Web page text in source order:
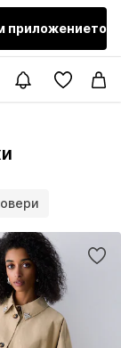
приложението